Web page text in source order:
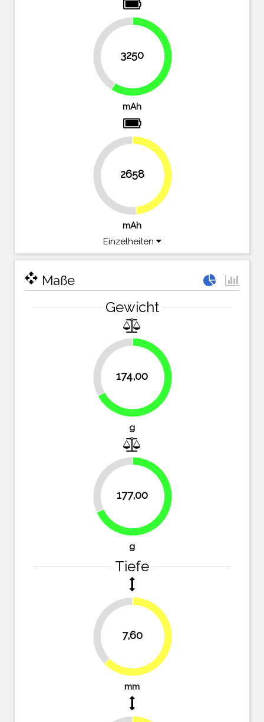
3250
40.9%
59.1%
mAh
2658 48.3%
mAh
Einzelheiten
open_with Maße
Gewicht
174,00
32.8%
67.2%
g
177,00
31.7%
68.3%
g
Tiefe
7,60
37.2%
62.8%
mm